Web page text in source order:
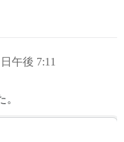
午後 7:11